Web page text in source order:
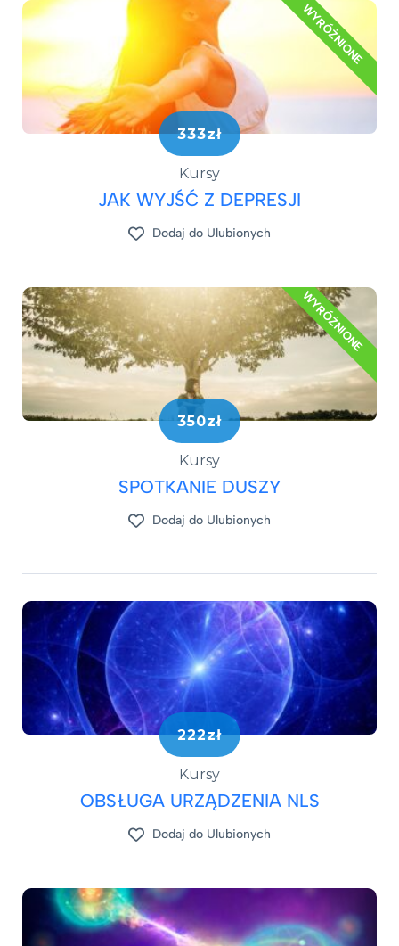
WYRÓŻNIONE
333zł
Kursy
JAK WYJŚĆ Z DEPRESJI​
Dodaj do Ulubionych
WYRÓŻNIONE
350zł
Kursy
SPOTKANIE DUSZY
Dodaj do Ulubionych
222zł
Kursy
OBSŁUGA URZĄDZENIA NLS
Dodaj do Ulubionych